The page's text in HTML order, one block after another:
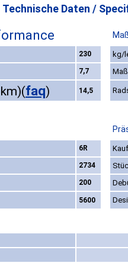
Technische Daten /
230
kg/
7,7
(faq) 14,5
6R
2734
200
5600